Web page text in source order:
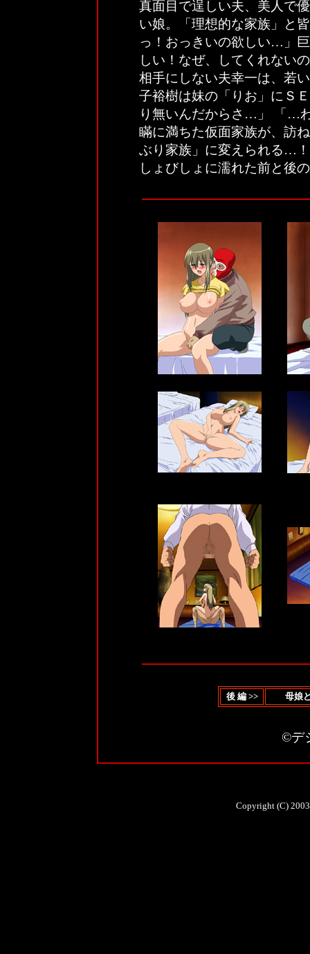
真面目で逞しい夫、美人で
い娘。「理想的な家族」と
っ！おっきいの欲しい…」
しい！なぜ、してくれない
相手にしない夫幸一は、若
子裕樹は妹の「りお」にＳ
り無いんだからさ…」 「…
瞞に満ちた仮面家族が、訪
ぶり家族」に変えられる…
しょびしょに濡れた前と後
後 編 >> 母娘
©デ
Copyright (C)